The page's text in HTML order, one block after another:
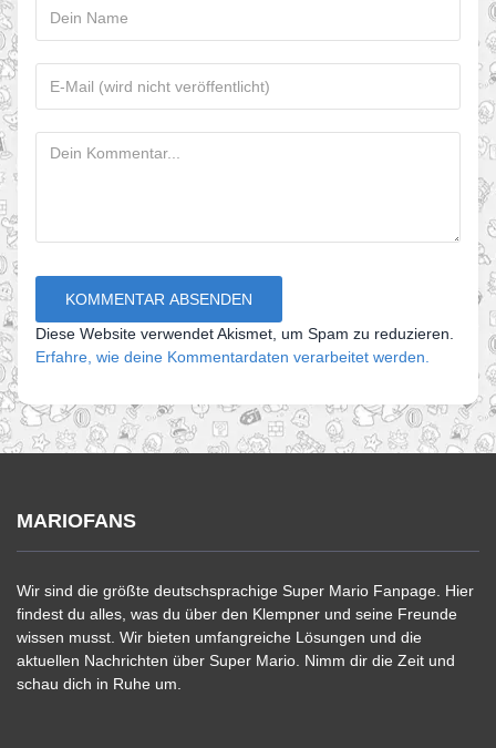
Diese Website verwendet Akismet, um Spam zu reduzieren.
Erfahre, wie deine Kommentardaten verarbeitet werden.
MARIOFANS
Wir sind die größte deutschsprachige Super Mario Fanpage. Hier
findest du alles, was du über den Klempner und seine Freunde
wissen musst. Wir bieten umfangreiche Lösungen und die
aktuellen Nachrichten über Super Mario. Nimm dir die Zeit und
schau dich in Ruhe um.